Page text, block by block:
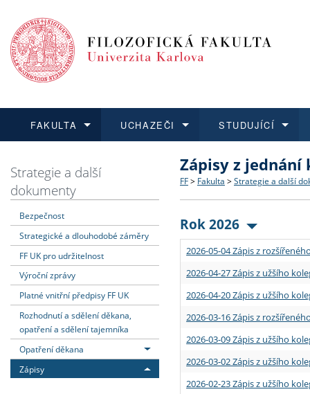
FAKULTA
Dozvědět se více
Struktura a historie
Strategie a další
Podpora a benefity pro
Absolventi fakulty
UCHAZEČI
Podat přihlášku
Co studovat a jak se
Učitelské studijní
Informace k průběhu
STUDUJÍCÍ
Dozvědět se více
Bakalářské a magisterské
Doktorské studium
Rigorózní řízení
Dozvědět se více
O vědě a výzkumu na FF
Akademické kvalifikace
Granty a projekty
Dozvědět se více
Aktuální nabídky a
Vyjíždějící studenti
Přijíždějící studenti
Vyjíždějící zaměstnanci
Strategie a další
dokumenty
Bezpečnost
Strategické a dlouhodobé záměry
FF UK pro udržitelnost
Výroční zprávy
Platné vnitřní předpisy FF UK
Rozhodnutí a sdělení děkana,
opatření a sdělení tajemníka
Opatření děkana
Zápisy
Zápisy z jednání
FF > Fakulta > Strategie a další
Rok 2026
2026-05-04 Zápis z
2026-04-27 Zápis z užšího
2026-04-20 Zápis z užšího
2026-03-16 Zápis z
2026-03-09 Zápis z užšího
2026-03-02 Zápis z užšího
2026-02-23 Zápis z užšího